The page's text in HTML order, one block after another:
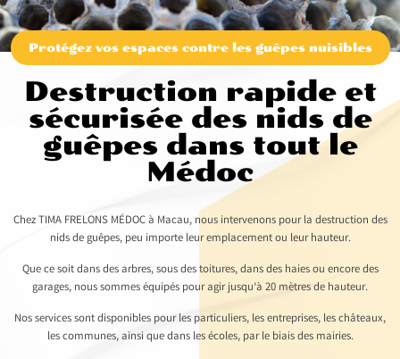
Protégez vos espaces contre les guêpes nuisibles
Destruction rapide et
sécurisée des nids de
guêpes dans tout le
Médoc
Chez TIMA FRELONS MÉDOC à Macau, nous intervenons pour la destruction des
nids de guêpes, peu importe leur emplacement ou leur hauteur.
Que ce soit dans des arbres, sous des toitures, dans des haies ou encore des
garages, nous sommes équipés pour agir jusqu’à 20 mètres de hauteur.
Nos services sont disponibles pour les particuliers, les entreprises, les châteaux,
les communes, ainsi que dans les écoles, par le biais des mairies.